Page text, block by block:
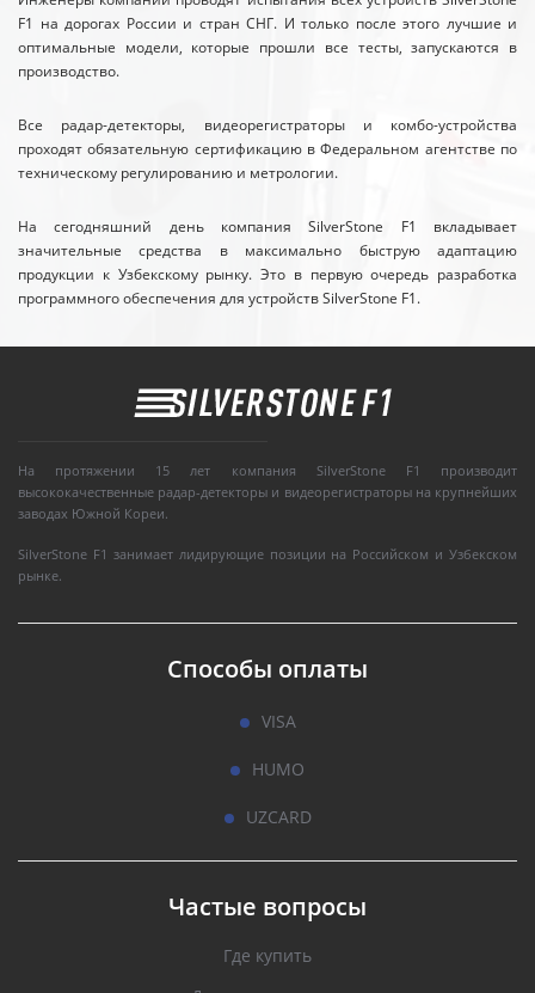
F1 на дорогах России и стран СНГ. И только после этого лучшие и
оптимальные модели, которые прошли все тесты, запускаются в
производство.
Все радар-детекторы, видеорегистраторы и комбо-устройства
проходят обязательную сертификацию в Федеральном агентстве по
техническому регулированию и метрологии.
На сегодняшний день компания SilverStone F1 вкладывает
значительные средства в максимально быструю адаптацию
продукции к Узбекскому рынку. Это в первую очередь разработка
программного обеспечения для устройств SilverStone F1.
На протяжении 15 лет компания SilverStone F1 производит
высококачественные радар-детекторы и видеорегистраторы на крупнейших
заводах Южной Кореи.
SilverStone F1 занимает лидирующие позиции на Российском и Узбекском
рынке.
Способы оплаты
VISA
HUMO
UZCARD
Частые вопросы
Где купить